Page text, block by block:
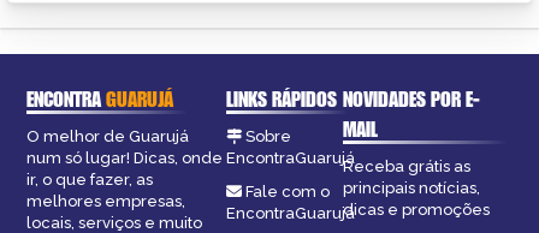
ENCONTRAGUARUJÁ
O melhor de Guarujá
num só lugar! Dicas, onde
ir, o que fazer, as
melhores empresas,
locais, serviços e muito
LINKS RÁPIDOS
Sobre
EncontraGuarujá
Fale com o
EncontraGuarujá
NOVIDADES POR E-
MAIL
Receba grátis as
principais notícias,
dicas e promoções